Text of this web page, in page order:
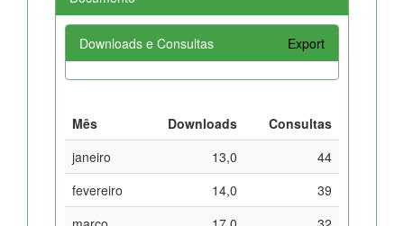
Downloads e Consultas Export
Mês Downloads
Consultas
janeiro
13,0
44
fevereiro
14,0
39